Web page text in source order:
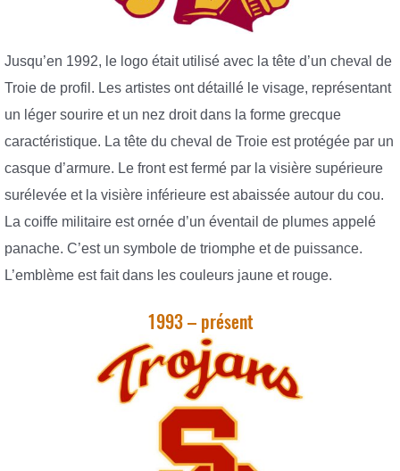
Jusqu’en 1992, le logo était utilisé avec la tête d’un cheval de
Troie de profil. Les artistes ont détaillé le visage, représentant
un léger sourire et un nez droit dans la forme grecque
caractéristique. La tête du cheval de Troie est protégée par un
casque d’armure. Le front est fermé par la visière supérieure
surélevée et la visière inférieure est abaissée autour du cou.
La coiffe militaire est ornée d’un éventail de plumes appelé
panache. C’est un symbole de triomphe et de puissance.
L’emblème est fait dans les couleurs jaune et rouge.
1993 – présent